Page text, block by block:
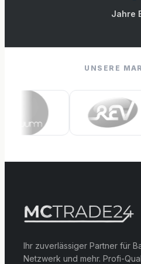
Jahre
UNSERE
Ihr zuverlässiger Partner für
Netzwerk und mehr. Profi-